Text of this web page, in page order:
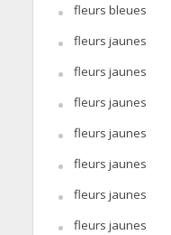
fleurs bleues
fleurs jaunes
fleurs jaunes
fleurs jaunes
fleurs jaunes
fleurs jaunes
fleurs jaunes
fleurs jaunes